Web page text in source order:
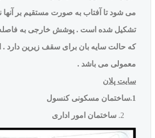
می شود تا آفتاب به صورت مستقیم بر
تشکیل شده است . پوشش خارجی به فاصله ی 80/1 متری پوشش زیرین قرار دارد و از قطعات پیش تنیده بتونی
که حالت سایه بان برای سقف زیرین دارد .
معمولی می باشد .
سایت پلان
1.ساختمان مسکونی کنسول
ساختمان امور اداری